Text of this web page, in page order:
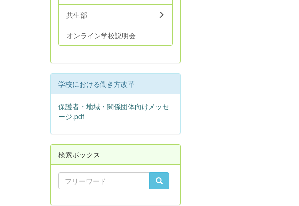
共生部
オンライン学校説明会
学校における働き方改革
保護者・地域・関係団体向けメッセ
ージ.pdf
検索ボックス